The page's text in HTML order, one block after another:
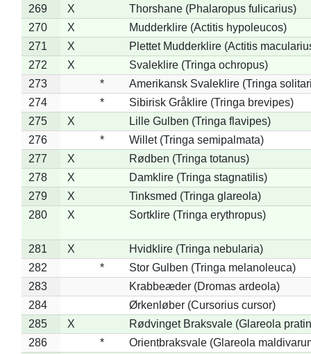
269 X
Thorshane (Phalaropus fulicarius)
270
X
Mudderklire (Actitis hypoleucos)
271
X
Plettet Mudderklire (Actitis
272
X
Svaleklire (Tringa ochropus)
273
*
Amerikansk Svaleklire (Tringa
274
*
Sibirisk Gråklire (Tringa brevipes)
275
X
Lille Gulben (Tringa flavipes)
276
*
Willet (Tringa semipalmata)
277
X
Rødben (Tringa totanus)
278
X
Damklire (Tringa stagnatilis)
279
X
Tinksmed (Tringa glareola)
280
X Sortklire (Tringa erythropus)
281 X
Hvidklire (Tringa nebularia)
282
*
Stor Gulben (Tringa melanoleuca)
283
Krabbeæder (Dromas ardeola)
284
Ørkenløber (Cursorius cursor)
285
X
Rødvinget Braksvale (Glareola
286
*
Orientbraksvale (Glareola